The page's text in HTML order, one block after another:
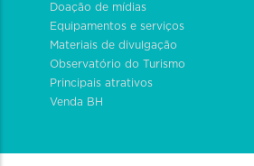
Doação de mídias
Equipamentos e serviços
Materiais de divulgação
Observatório do Turismo
Principais atrativos
Venda BH